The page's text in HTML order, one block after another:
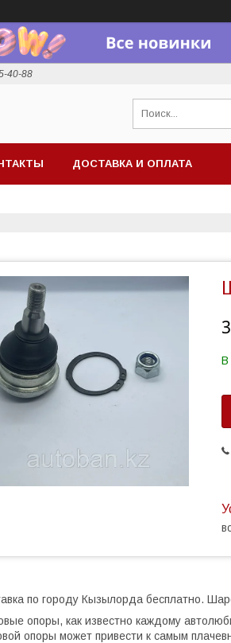
40-88
ДОСТАВКА И ОПЛАТА
В
по городу Кызылорда бесплатно.
опоры, как известно каждому
опоры может привести к самым